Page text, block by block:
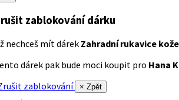
zablokování dárku
nechceš mít dárek Zahradní rukavice
dárek pak bude moci koupit pro Hana
zablokování
× Zpět